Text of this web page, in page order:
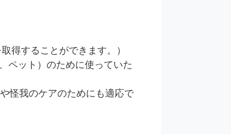
得することができます。）
ペット）のために使っていた
怪我のケアのためにも適応で